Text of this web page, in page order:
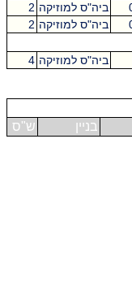
ביה"ס למוזיקה 2
ביה"ס למוזיקה 2
ביה"ס למוזיקה 4
בניין ש"ס